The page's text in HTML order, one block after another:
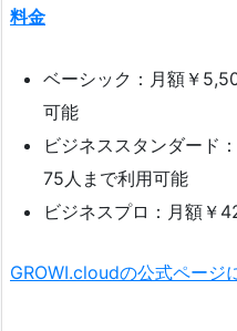
料金
ベーシック：月額￥
可能
ビジネススタンダード
75人まで利用可能
ビジネスプロ：月額￥
GROWI.cloudの公式ページ